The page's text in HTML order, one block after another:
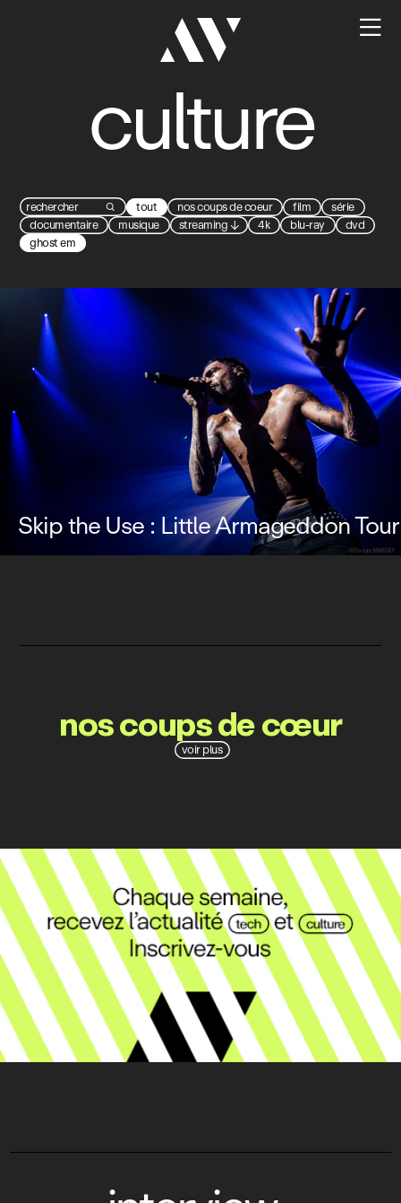

culture
 tout nos coups de coeur film
série
documentaire
musique streaming↓ 4k blu-ray
dvd
ghost em
Skip the Use : Little Armageddon Tour
voir plus
nos coups de cœur